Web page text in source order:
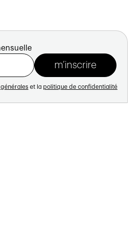
générales et la politique de confidentialité